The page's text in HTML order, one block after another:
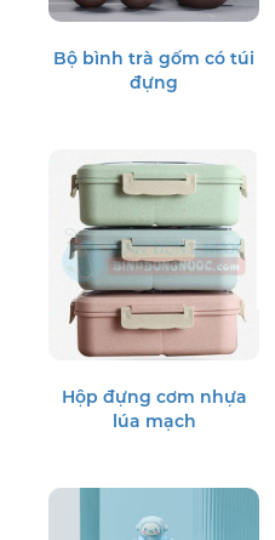
Bộ bình trà gốm có túi
đựng
Hộp đựng cơm nhựa
lúa mạch